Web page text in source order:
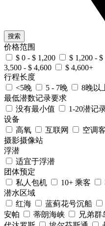
搜索
价格范围
$ 0 - $ 1,200
$ 1,200 - $
3,500 - $ 4,600
$ 4,600+
行程长度
<5晚
5 - 7晚
8晚以
最低潜数记录要求
没有最小值
1-20潜记
设备
高氧
互联网 空调
摄影摄像站
浮潜
适宜于浮潜
团体预定
私人包机
10+ 乘客
潜水区域
红海
蓝蓟花号沉船
安帕
蒂朗海峡 兄弟群